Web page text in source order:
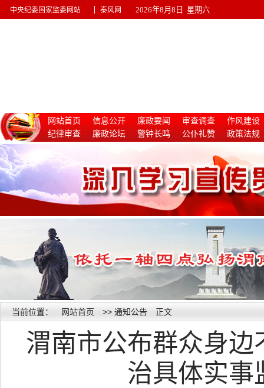
中央纪委国家监委网站 秦风网 2026年8月8日 星期六
网站首页 信息公开 廉政要闻 审查调查
作风建设
纪律审查
廉政论坛 警钟长鸣 公仆礼赞
政策法规
当前位置： 网站首页 >> 通知公告 正文
渭南市公布群众身
治具体实事